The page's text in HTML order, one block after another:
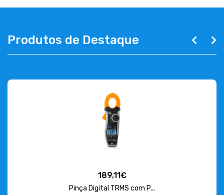
Produtos de Destaque
189,11€
Pinça Digital TRMS com P...